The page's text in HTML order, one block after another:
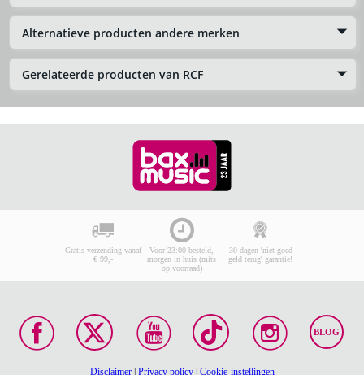
Alternatieve producten andere merken
Gerelateerde producten van RCF
Gratis verzending vanaf
€ 99,-
Voor 23:00 besteld,
morgen in huis (mits
op voorraad)
30 dagen 'niet goed
geld terug' garantie!
BLOG
Disclaimer| Privacy policy| Cookie-instellingen